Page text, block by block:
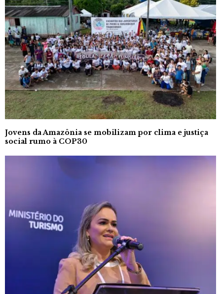
Jovens da Amazônia se mobilizam por clima e justiça
social rumo à COP30